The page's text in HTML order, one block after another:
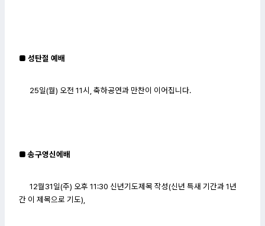
■ 성탄절 예배
25일(월) 오전 11시, 축하공연과 만찬이 이어집니다.
■ 송구영신에배
12월31일(주) 오후 11:30 신년기도제목 작성(신년 특새 기간과 1년
간 이 제목으로 기도),